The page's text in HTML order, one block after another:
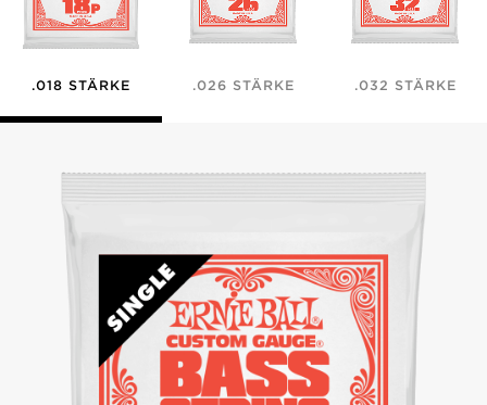
.018 STÄRKE .026 STÄRKE .032 STÄRKE